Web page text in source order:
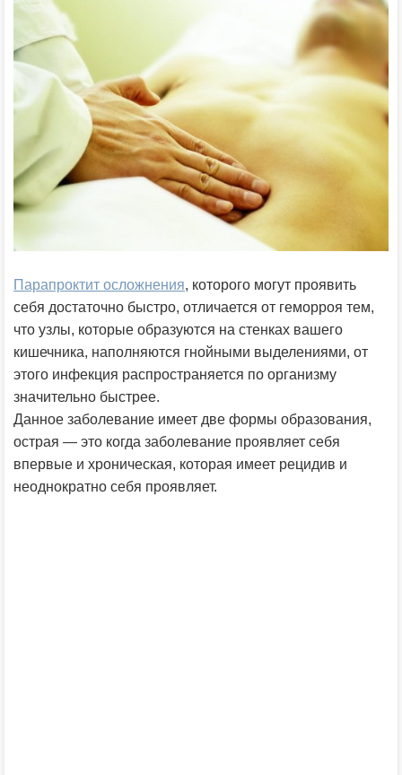
Парапроктит осложнения, которого могут проявить
себя достаточно быстро, отличается от геморроя тем,
что узлы, которые образуются на стенках вашего
кишечника, наполняются гнойными выделениями, от
этого инфекция распространяется по организму
значительно быстрее.
Данное заболевание имеет две формы образования,
острая — это когда заболевание проявляет себя
впервые и хроническая, которая имеет рецидив и
неоднократно себя проявляет.